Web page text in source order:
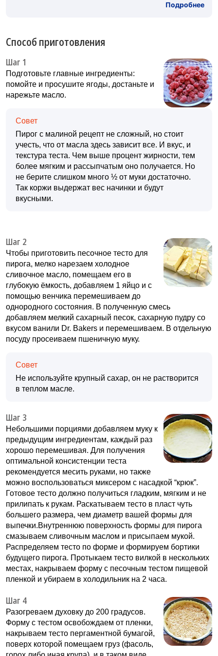
Подробнее
Способ приготовления
Шаг 1
Подготовьте главные ингредиенты:
помойте и просушите ягоды, достаньте и
нарежьте масло.
Совет
Пирог с малиной рецепт не сложный, но стоит
учесть, что от масла здесь зависит все. И вкус, и
текстура теста. Чем выше процент жирности, тем
более мягким и рассыпчатым оно получается. Но
не берите слишком много ½ от муки достаточно.
Так коржи выдержат вес начинки и будут
вкусными.
Шаг 2
Чтобы приготовить песочное тесто для
пирога, мелко нарезаем холодное
сливочное масло, помещаем его в
глубокую ёмкость, добавляем 1 яйцо и с
помощью венчика перемешиваем до
однородного состояния. В полученную смесь
добавляем мелкий сахарный песок, сахарную пудру со
вкусом ванили Dr. Bakers и перемешиваем. В отдельную
посуду просеиваем пшеничную муку.
Совет
Не используйте крупный сахар, он не растворится
в теплом масле.
Шаг 3
Небольшими порциями добавляем муку к
предыдущим ингредиентам, каждый раз
хорошо перемешивая. Для получения
оптимальной консистенции теста
рекомендуется месить руками, но также
можно воспользоваться миксером с насадкой “крюк”.
Готовое тесто должно получиться гладким, мягким и не
прилипать к рукам. Раскатываем тесто в пласт чуть
большего размера, чем диаметр вашей формы для
выпечки.Внутреннюю поверхность формы для пирога
смазываем сливочным маслом и присыпаем мукой.
Распределяем тесто по форме и формируем бортики
будущего пирога. Протыкаем тесто вилкой в нескольких
местах, накрываем форму с песочным тестом пищевой
пленкой и убираем в холодильник на 2 часа.
Шаг 4
Разогреваем духовку до 200 градусов.
Форму с тестом освобождаем от пленки,
накрываем тесто пергаментной бумагой,
поверх которой помещаем груз (фасоль,